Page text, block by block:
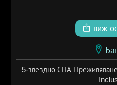
виж
5-звездно СПА